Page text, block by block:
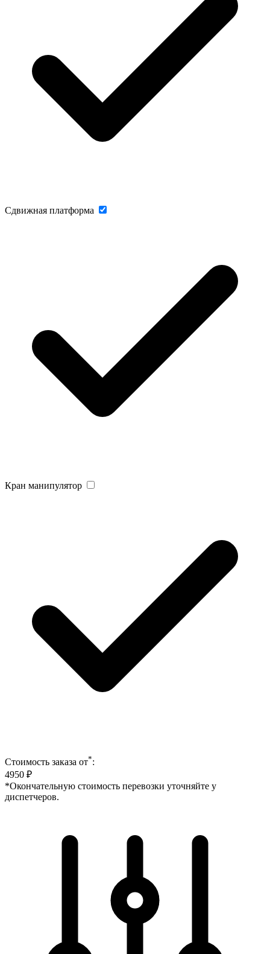
Сдвижная платформа
Кран манипулятор
Стоимость заказа от*:
4950 ₽
*Окончательную стоимость перевозки уточняйте у
диспетчеров.